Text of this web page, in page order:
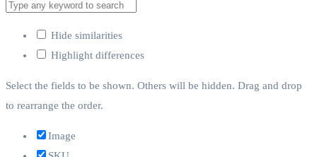
Hide similarities
Highlight differences
Select the fields to be shown. Others will be hidden. Drag and drop
to rearrange the order.
Image